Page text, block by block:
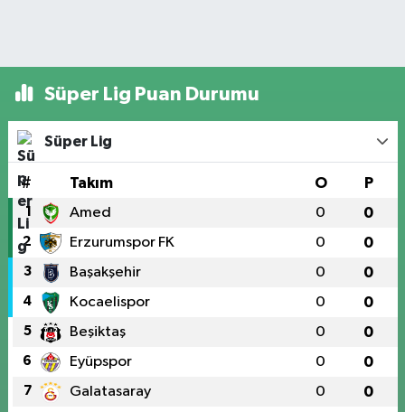
Süper Lig Puan Durumu
Süper Lig
# Takım O P
1 Amed 0 0
2 Erzurumspor FK 0 0
3 Başakşehir 0 0
4 Kocaelispor 0 0
5 Beşiktaş 0 0
6 Eyüpspor 0 0
7 Galatasaray 0 0